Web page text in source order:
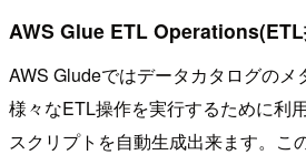
AWS Glue ETL
AWS Gludeではデータカタログのメ
様々なETL操作を実行するために利
スクリプトを自動生成出来ます。こ